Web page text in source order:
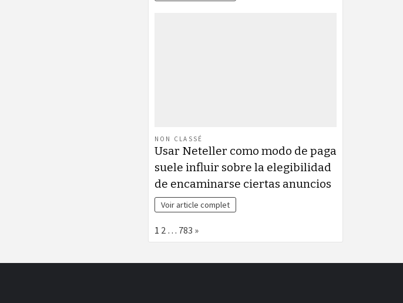
NON CLASSÉ
Usar Neteller como modo de paga
suele influir sobre la elegibilidad
de encaminarse ciertas anuncios
Voir article complet
Page:
1 2 … 783 Next
»